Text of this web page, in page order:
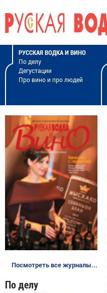
РУССКАЯ ВОДКА И ВИНО
По делу
Дегустации
Про вино и про людей
Посмотреть все журналы...
По делу